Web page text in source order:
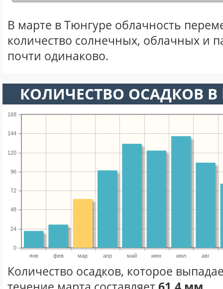
В марте в Тюнгуре облачность
количество солнечных, облачных и
почти одинаково.
КОЛИЧЕСТВО ОСАДКОВ
янв фев мар апр май июн июл авг
0
24
48
72
96
120
144
168
Количество осадков, которое